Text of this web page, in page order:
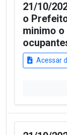
21/10/
o
minimo
Acessar